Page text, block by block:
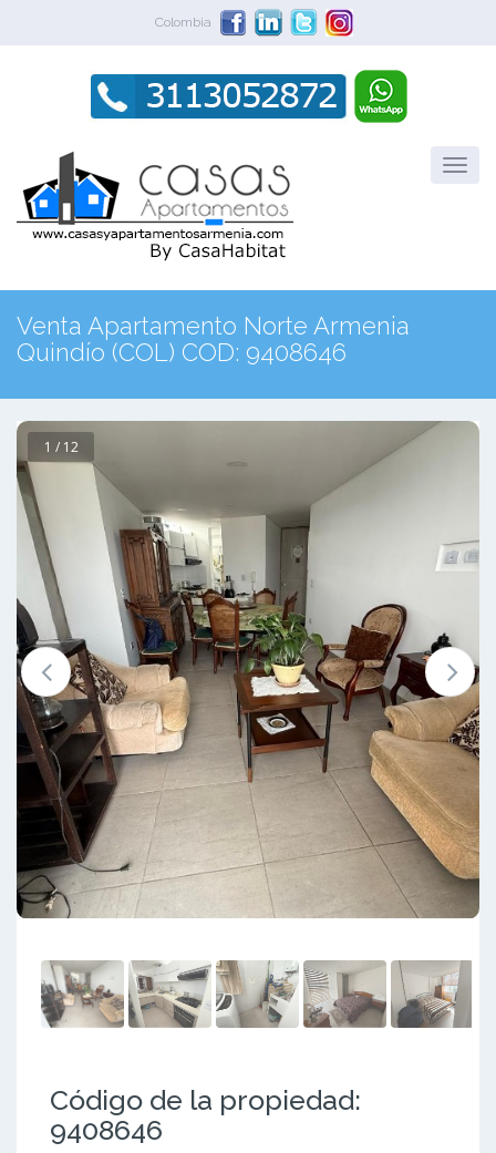
Colombia
Venta Apartamento Norte Armenia
Quindío (COL) COD: 9408646
1 / 12
Código de la propiedad:
9408646